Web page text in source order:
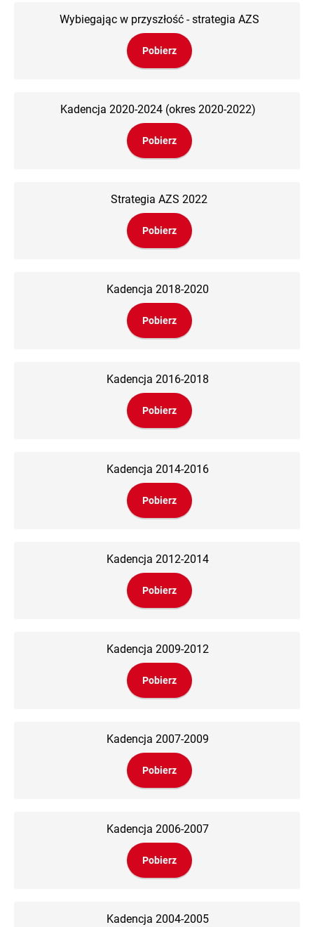
Wybiegając w przyszłość - strategia AZS
Pobierz
Kadencja 2020-2024 (okres 2020-2022)
Pobierz
Strategia AZS 2022
Pobierz
Kadencja 2018-2020
Pobierz
Kadencja 2016-2018
Pobierz
Kadencja 2014-2016
Pobierz
Kadencja 2012-2014
Pobierz
Kadencja 2009-2012
Pobierz
Kadencja 2007-2009
Pobierz
Kadencja 2006-2007
Pobierz
Kadencja 2004-2005